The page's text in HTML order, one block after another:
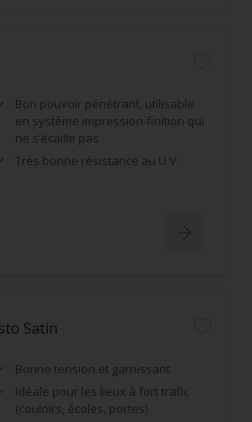
Bon pouvoir pénétrant, utilisable
en système impression-finition qui
ne s’écaille pas
Très bonne résistance au U.V.
Satin
Bonne tension et garnissant
Idéale pour les lieux à fort trafic
(couloirs, écoles, portes)